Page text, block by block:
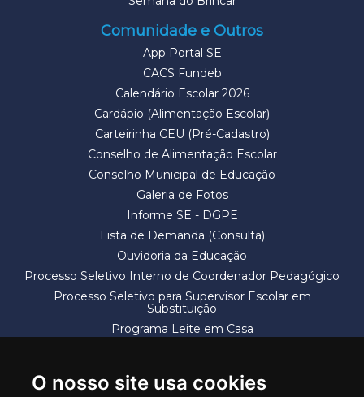
O nosso site usa cookies
Comunidade e Outros
App Portal SE
CACS Fundeb
Calendário Escolar 2026
Cardápio (Alimentação Escolar)
Carteirinha CEU (Pré-Cadastro)
Conselho de Alimentação Escolar
Conselho Municipal de Educação
Galeria de Fotos
Informe SE - DGPE
Lista de Demanda (Consulta)
Ouvidoria da Educação
Processo Seletivo Interno de Coordenador Pedagógico
Processo Seletivo para Supervisor Escolar em
Substituição
Programa Leite em Casa